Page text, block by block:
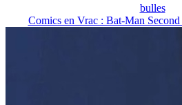
bulles
Comics en Vrac : Bat-Man